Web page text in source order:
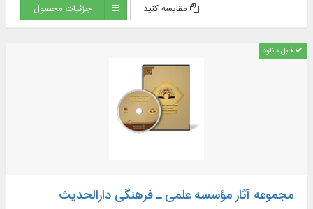
مقایسه کنید جزئیات محصول
قابل دانلود
مجموعه آثار مؤسسه علمی ـ فرهنگی دارالحدیث